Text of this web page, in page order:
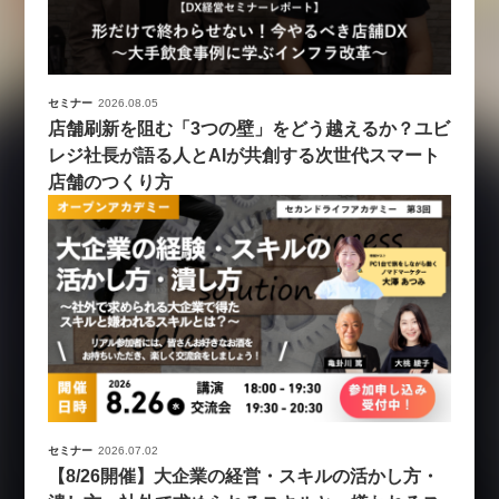
セミナー 2026.08.05
店舗刷新を阻む「3つの壁」をどう越えるか？ユビ
レジ社長が語る人とAIが共創する次世代スマート
店舗のつくり方
セミナー 2026.07.02
【8/26開催】大企業の経営・スキルの活かし方・